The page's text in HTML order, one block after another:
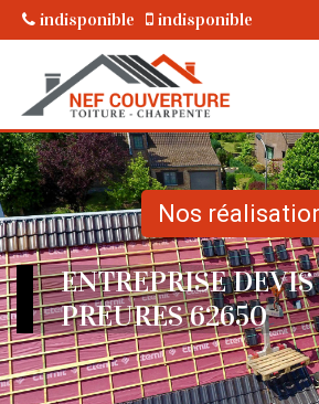
indisponible indisponible
Nos
ENTREPRISE
PREURES 62650